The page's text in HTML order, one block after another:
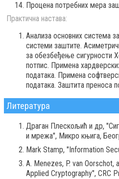
Процена потребних мера
Практична настава:
Анализа основних система
системи заштите.
за обезбеђење сигурности
потпис. Примена
података. Примена
података. Заштита преноса
Литература
Драган Плескољић и др,
и мрежа", Микро књига,
Mark Stamp, "Information
A. Menezes, P. van Oorschot,
Applied Cryptography", CRC